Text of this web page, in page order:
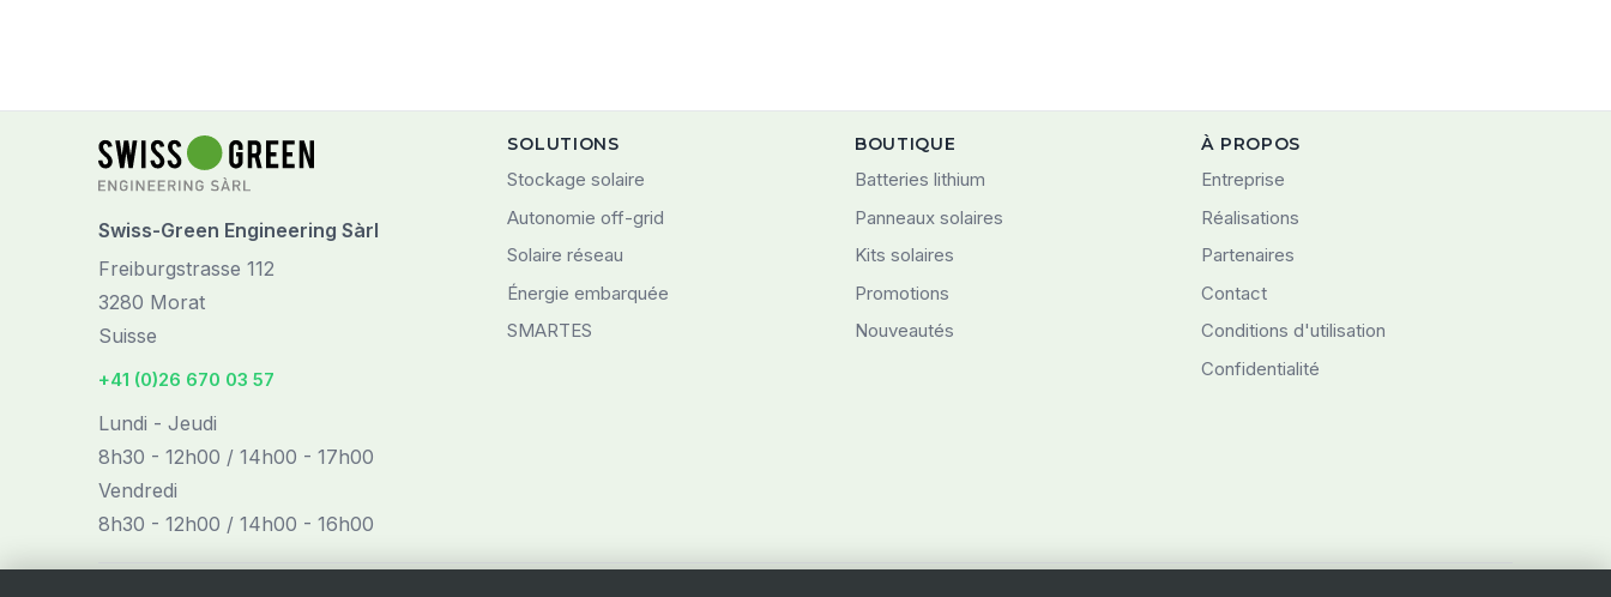
Swiss-Green Engineering Sàrl
Freiburgstrasse 112
3280 Morat
Suisse
+41 (0)26 670 03 57
Lundi - Jeudi
8h30 - 12h00 / 14h00 - 17h00
Vendredi
8h30 - 12h00 / 14h00 - 16h00
SOLUTIONS
Stockage solaire
Autonomie off-grid
Solaire réseau
Énergie embarquée
SMARTES
BOUTIQUE
Batteries lithium
Panneaux solaires
Kits solaires
Promotions
Nouveautés
À PROPOS
Entreprise
Réalisations
Partenaires
Contact
Conditions d'utilisation
Confidentialité